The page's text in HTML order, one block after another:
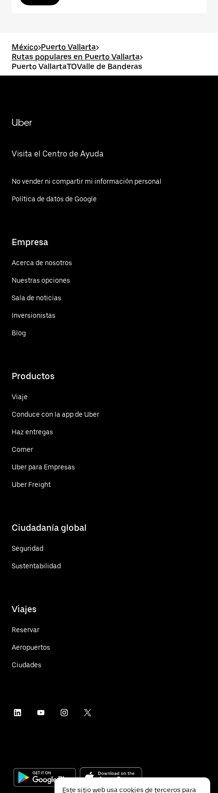
México>Puerto Vallarta>
Rutas populares en Puerto Vallarta>
Puerto VallartaTOValle de Banderas
Uber
Visita el Centro de Ayuda
No vender ni compartir mi información personal
Política de datos de Google
Empresa
Acerca de nosotros
Nuestras opciones
Sala de noticias
Inversionistas
Blog
Productos
Viaje
Conduce con la app de Uber
Haz entregas
Comer
Uber para Empresas
Uber Freight
Ciudadanía global
Seguridad
Sustentabilidad
Viajes
Reservar
Aeropuertos
Ciudades
Este sitio web usa cookies de terceros para